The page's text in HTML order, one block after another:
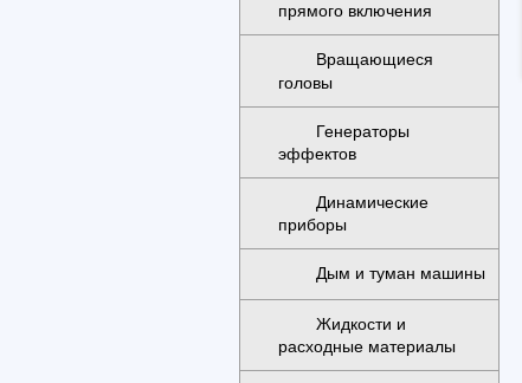
прямого включения
Вращающиеся
головы
Генераторы
эффектов
Динамические
приборы
Дым и туман машины
Жидкости и
расходные материалы